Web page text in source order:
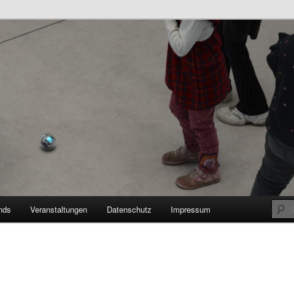
Bildungsnetzwerk des Kreises Lippe
Veranstaltungen Datenschutz Impressum